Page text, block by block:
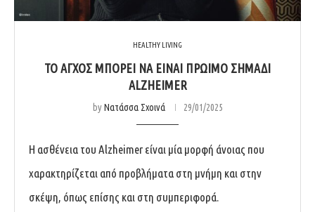
HEALTHY LIVING
TO ΑΓΧΟΣ ΜΠΟΡΕΙ ΝΑ ΕΙΝΑΙ ΠΡΩΙΜΟ ΣΗΜΑΔΙ
ALZHEIMER
byΝατάσσα Σχοινά 29/01/2025
Η ασθένεια του Alzheimer είναι μία μορφή άνοιας που
χαρακτηρίζεται από προβλήματα στη μνήμη και στην
σκέψη, όπως επίσης και στη συμπεριφορά.